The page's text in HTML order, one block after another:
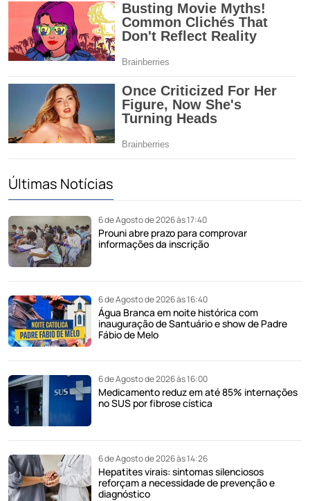
Últimas Notícias
6 de Agosto de 2026 às 17:40
Prouni abre prazo para comprovar
informações da inscrição
6 de Agosto de 2026 às 16:40
Água Branca em noite histórica com
inauguração de Santuário e show de Padre
Fábio de Melo
6 de Agosto de 2026 às 16:00
Medicamento reduz em até 85% internações
no SUS por fibrose cística
6 de Agosto de 2026 às 14:26
Hepatites virais: sintomas silenciosos
reforçam a necessidade de prevenção e
diagnóstico